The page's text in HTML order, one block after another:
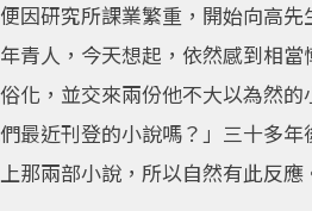
因研究所課業繁重，開始向高
青人，今天想起，依然感到相
化，並交來兩份他不大以為然
最近刊登的小說嗎？」三十多
那兩部小說，所以自然有此反應